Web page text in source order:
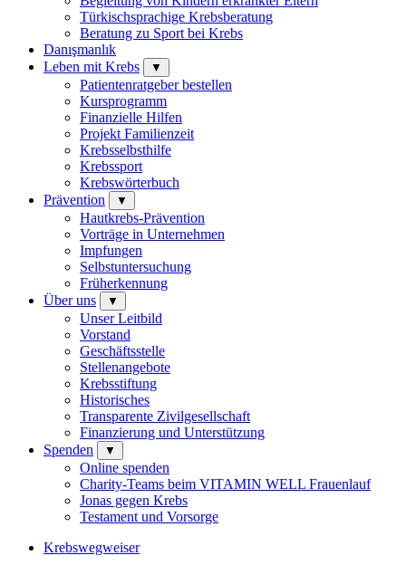
Türkischsprachige Krebsberatung
Beratung zu Sport bei Krebs
Danışmanlık
Leben mit Krebs
▼
Patientenratgeber bestellen
Kursprogramm
Finanzielle Hilfen
Projekt Familienzeit
Krebsselbsthilfe
Krebssport
Krebswörterbuch
Prävention
▼
Hautkrebs-Prävention
Vorträge in Unternehmen
Impfungen
Selbstuntersuchung
Früherkennung
Über uns
▼
Unser Leitbild
Vorstand
Geschäftsstelle
Stellenangebote
Krebsstiftung
Historisches
Transparente Zivilgesellschaft
Finanzierung und Unterstützung
Spenden
▼
Online spenden
Charity-Teams beim VITAMIN WELL Frauenlauf
Jonas gegen Krebs
Testament und Vorsorge
Krebswegweiser